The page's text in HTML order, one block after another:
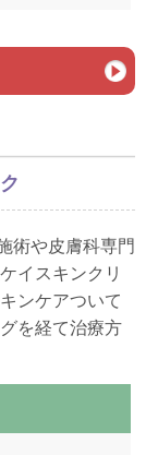
術や皮膚科専門
イスキンクリ
ンケアついて
を経て治療方